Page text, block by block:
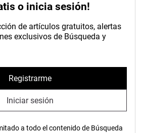
o inicia sesión!
de artículos gratuitos, alertas
exclusivos de Búsqueda y
Registrarme
Iniciar sesión
a todo el contenido de Búsqueda